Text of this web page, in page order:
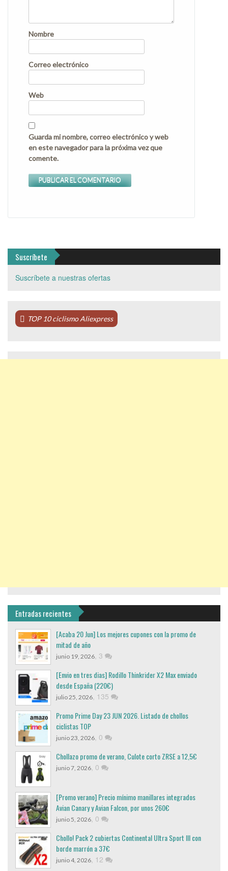
Nombre
Correo electrónico
Web
Guarda mi nombre, correo electrónico y web
en este navegador para la próxima vez que
comente.
Suscríbete
Suscríbete a nuestras ofertas
TOP 10 ciclismo Aliexpress
Entradas recientes
[Acaba 20 Jun] Los mejores cupones con la promo de
mitad de año
junio 19, 2026, 3
[Envio en tres dias] Rodillo Thinkrider X2 Max enviado
desde España (220€)
julio 25, 2026, 135
Promo Prime Day 23 JUN 2026. Listado de chollos
ciclistas TOP
junio 23, 2026, 0
Chollazo promo de verano, Culote corto ZRSE a 12,5€
junio 7, 2026, 0
[Promo verano] Precio mínimo manillares integrados
Avian Canary y Avian Falcon, por unos 260€
junio 5, 2026, 0
Chollo! Pack 2 cubiertas Continental Ultra Sport III con
borde marrón a 37€
junio 4, 2026, 12